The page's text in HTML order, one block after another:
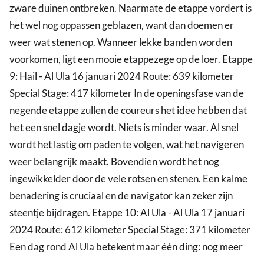
zware duinen ontbreken. Naarmate de etappe vordert is
het wel nog oppassen geblazen, want dan doemen er
weer wat stenen op. Wanneer lekke banden worden
voorkomen, ligt een mooie etappezege op de loer. Etappe
9: Hail - Al Ula 16 januari 2024 Route: 639 kilometer
Special Stage: 417 kilometer In de openingsfase van de
negende etappe zullen de coureurs het idee hebben dat
het een snel dagje wordt. Niets is minder waar. Al snel
wordt het lastig om paden te volgen, wat het navigeren
weer belangrijk maakt. Bovendien wordt het nog
ingewikkelder door de vele rotsen en stenen. Een kalme
benadering is cruciaal en de navigator kan zeker zijn
steentje bijdragen. Etappe 10: Al Ula - Al Ula 17 januari
2024 Route: 612 kilometer Special Stage: 371 kilometer
Een dag rond Al Ula betekent maar één ding: nog meer